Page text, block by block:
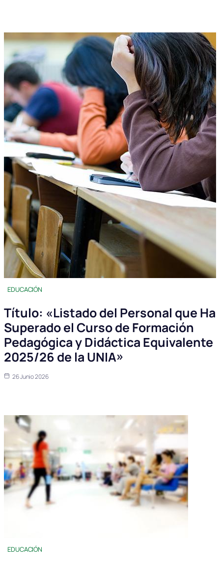
EDUCACIÓN
Título: «Listado del Personal que Ha
Superado el Curso de Formación
Pedagógica y Didáctica Equivalente
2025/26 de la UNIA»
26 Junio 2026
EDUCACIÓN